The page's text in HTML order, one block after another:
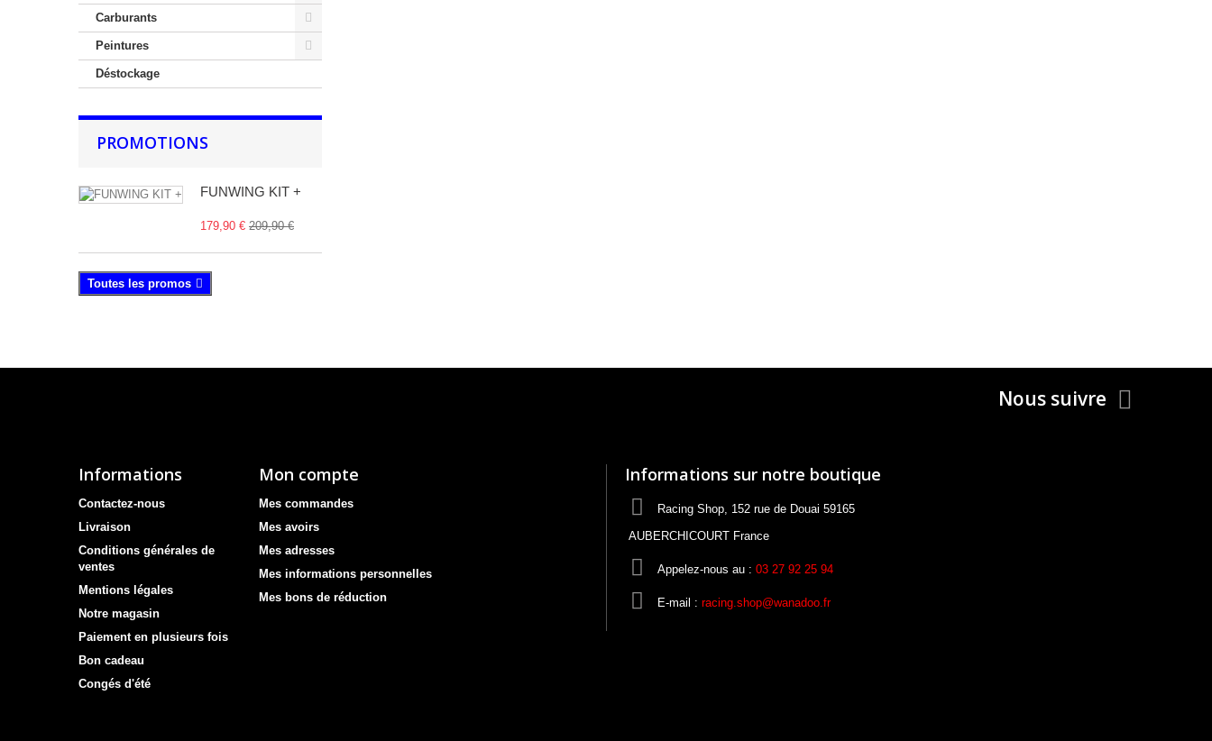
Carburants
Peintures
Déstockage
PROMOTIONS
FUNWING KIT +
179,90 € 209,90 €
Toutes les promos
Nous suivre
Informations
Contactez-nous
Livraison
Conditions générales de
ventes
Mentions légales
Notre magasin
Paiement en plusieurs fois
Bon cadeau
Congés d'été
Mon compte
Mes commandes
Mes avoirs
Mes adresses
Mes informations personnelles
Mes bons de réduction
Informations sur notre boutique
Racing Shop, 152 rue de Douai 59165
AUBERCHICOURT France
Appelez-nous au : 03 27 92 25 94
E-mail : racing.shop@wanadoo.fr